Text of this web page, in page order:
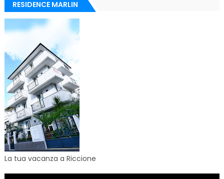
RESIDENCE MARLIN
La tua vacanza a Riccione